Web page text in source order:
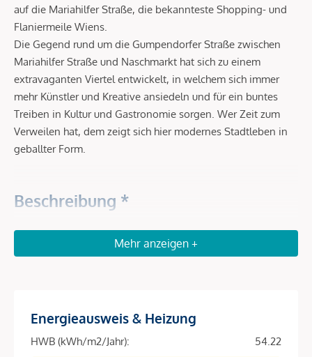
auf die Mariahilfer Straße, die bekannteste Shopping- und
Flaniermeile Wiens.
Die Gegend rund um die Gumpendorfer Straße zwischen
Mariahilfer Straße und Naschmarkt hat sich zu einem
extravaganten Viertel entwickelt, in welchem sich immer
mehr Künstler und Kreative ansiedeln und für ein buntes
Treiben in Kultur und Gastronomie sorgen. Wer Zeit zum
Verweilen hat, dem zeigt sich hier modernes Stadtleben in
geballter Form.
Beschreibung *
VORSORGEN in SERVICED APARTMENTS – Das RAY
Mieterträge sowie für einen sorgenfreien Rundum-Service.
Mehr anzeigen +
Energieausweis & Heizung
HWB (kWh/m2/Jahr):
54.22